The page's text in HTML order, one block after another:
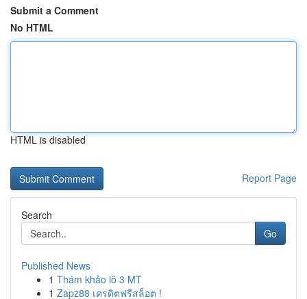
Submit a Comment
No HTML
HTML is disabled
Report Page
Search
Go
Published News
1 Thám khảo lô 3 MT
1 Zapz88 เครดิตฟรีสล็อต !